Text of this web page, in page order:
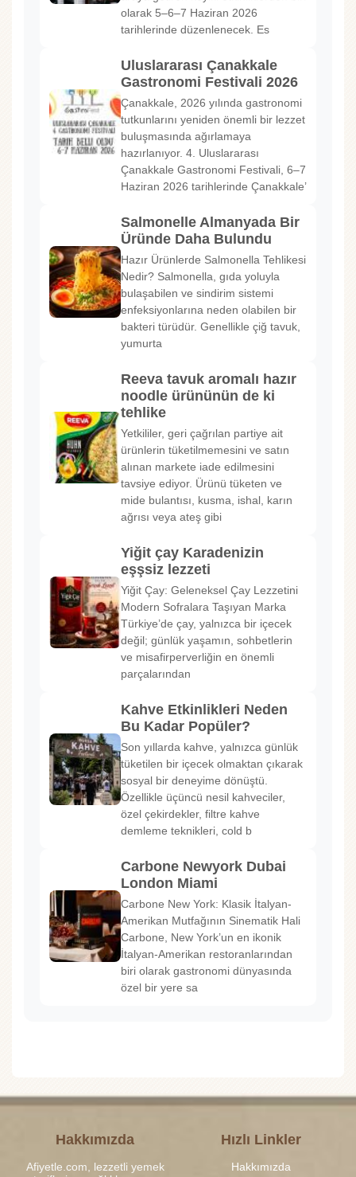
olarak 5–6–7 Haziran 2026
tarihlerinde düzenlenecek. Es
Uluslararası Çanakkale
Gastronomi Festivali 2026
Çanakkale, 2026 yılında gastronomi
tutkunlarını yeniden önemli bir lezzet
buluşmasında ağırlamaya
hazırlanıyor. 4. Uluslararası
Çanakkale Gastronomi Festivali, 6–7
Haziran 2026 tarihlerinde Çanakkale’
Salmonelle Almanyada Bir
Üründe Daha Bulundu
Hazır Ürünlerde Salmonella Tehlikesi
Nedir? Salmonella, gıda yoluyla
bulaşabilen ve sindirim sistemi
enfeksiyonlarına neden olabilen bir
bakteri türüdür. Genellikle çiğ tavuk,
yumurta
Reeva tavuk aromalı hazır
noodle ürününün de ki
tehlike
Yetkililer, geri çağrılan partiye ait
ürünlerin tüketilmemesini ve satın
alınan markete iade edilmesini
tavsiye ediyor. Ürünü tüketen ve
mide bulantısı, kusma, ishal, karın
ağrısı veya ateş gibi
Yiğit çay Karadenizin
eşşsiz lezzeti
Yiğit Çay: Geleneksel Çay Lezzetini
Modern Sofralara Taşıyan Marka
Türkiye’de çay, yalnızca bir içecek
değil; günlük yaşamın, sohbetlerin
ve misafirperverliğin en önemli
parçalarından
Kahve Etkinlikleri Neden
Bu Kadar Popüler?
Son yıllarda kahve, yalnızca günlük
tüketilen bir içecek olmaktan çıkarak
sosyal bir deneyime dönüştü.
Özellikle üçüncü nesil kahveciler,
özel çekirdekler, filtre kahve
demleme teknikleri, cold b
Carbone Newyork Dubai
London Miami
Carbone New York: Klasik İtalyan-
Amerikan Mutfağının Sinematik Hali
Carbone, New York’un en ikonik
İtalyan-Amerikan restoranlarından
biri olarak gastronomi dünyasında
özel bir yere sa
Hakkımızda
Afiyetle.com, lezzetli yemek
Hızlı Linkler
Hakkımızda